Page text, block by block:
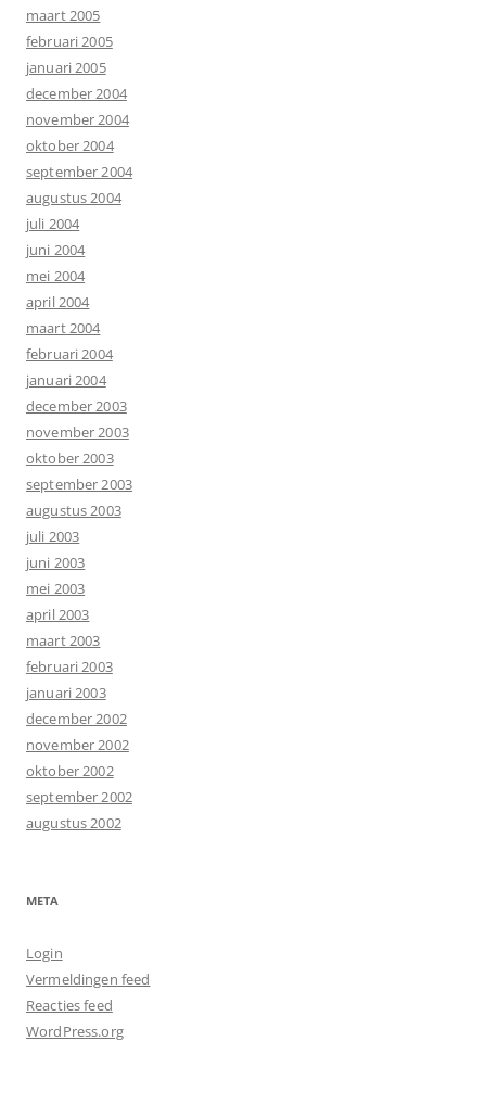
maart 2005
februari 2005
januari 2005
december 2004
november 2004
oktober 2004
september 2004
augustus 2004
juli 2004
juni 2004
mei 2004
april 2004
maart 2004
februari 2004
januari 2004
december 2003
november 2003
oktober 2003
september 2003
augustus 2003
juli 2003
juni 2003
mei 2003
april 2003
maart 2003
februari 2003
januari 2003
december 2002
november 2002
oktober 2002
september 2002
augustus 2002
META
Login
Vermeldingen feed
Reacties feed
WordPress.org